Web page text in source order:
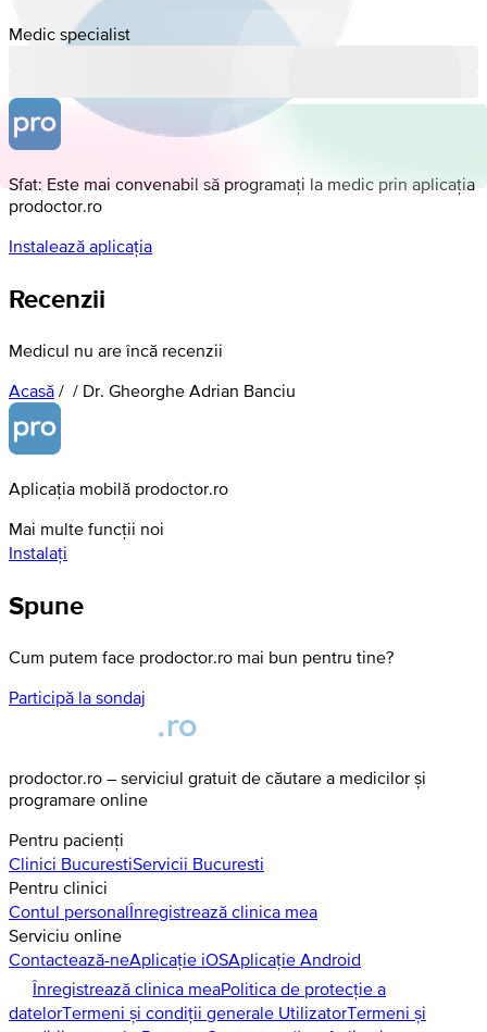
Medic specialist
Sfat: Este mai convenabil să programați la medic prin aplicația
prodoctor.ro
Instalează aplicația
Recenzii
Medicul nu are încă recenzii
Acasă / / Dr. Gheorghe Adrian Banciu
Aplicația mobilă prodoctor.ro
Mai multe funcții noi
Instalați
Spune
Cum putem face prodoctor.ro mai bun pentru tine?
Participă la sondaj
prodoctor.ro – serviciul gratuit de căutare a medicilor și
programare online
Pentru pacienți
Clinici BucurestiServicii Bucuresti
Pentru clinici
Contul personalÎnregistrează clinica mea
Serviciu online
Contactează-neAplicație iOSAplicație Android
Înregistrează clinica meaPolitica de protecție a
datelorTermeni și condiții generale UtilizatorTermeni și